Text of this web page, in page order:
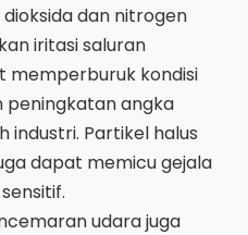
dan nitrogen
iritasi saluran
memperburuk kondisi
peningkatan angka
industri. Partikel halus
dapat memicu gejala
udara juga